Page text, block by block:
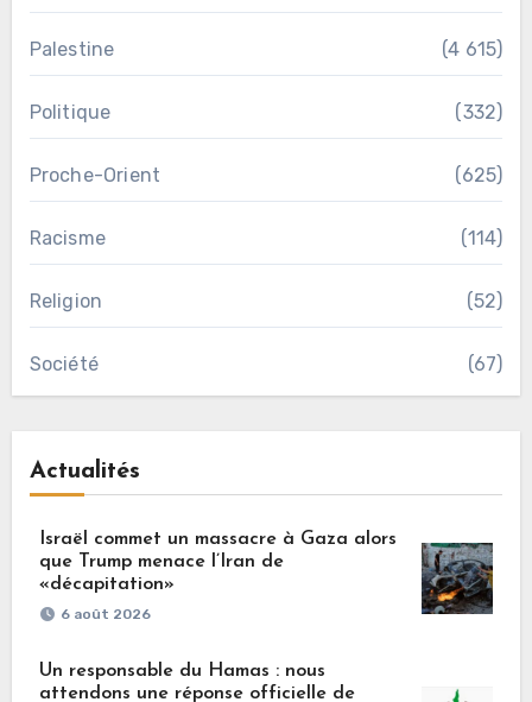
Palestine (4 615)
Politique (332)
Proche-Orient (625)
Racisme (114)
Religion (52)
Société (67)
Actualités
Israël commet un massacre à Gaza alors
que Trump menace l’Iran de
«décapitation»
6 août 2026
Un responsable du Hamas : nous
attendons une réponse officielle de